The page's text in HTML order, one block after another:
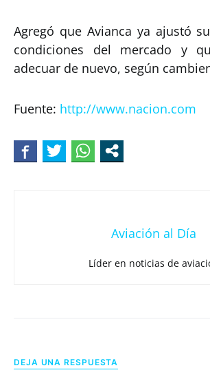
Agregó que Avianca ya ajustó
condiciones del mercado y
adecuar de nuevo, según
Fuente: http://www.nacion.com
Aviación al Día
Líder en noticias de
DEJA UNA RESPUESTA